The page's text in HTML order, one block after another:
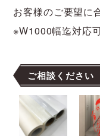
お客様のご要望に
※W1000幅迄対応
ご相談ください